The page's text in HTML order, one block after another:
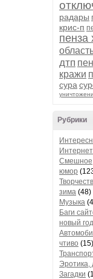
радары
крис-п
пенза
дтп
кражи
сура
Рубрики
Интернет
Смешное
юмор
зима (48)
Музыка
Баги
новый год
чтиво (15)
Эротика,
Загадки